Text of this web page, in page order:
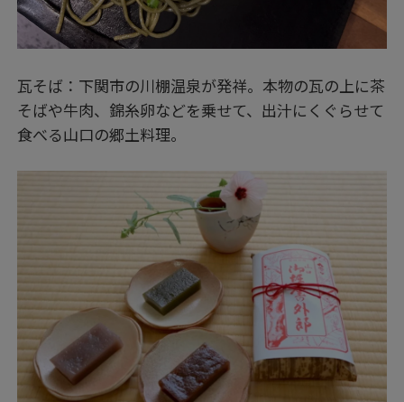
瓦そば：下関市の川棚温泉が発祥。本物の瓦の上に茶
そばや牛肉、錦糸卵などを乗せて、出汁にくぐらせて
食べる山口の郷土料理。